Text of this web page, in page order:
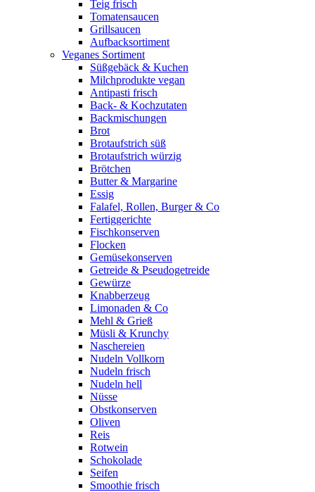
Teig frisch
Tomatensaucen
Grillsaucen
Aufbacksortiment
Veganes Sortiment
Süßgebäck & Kuchen
Milchprodukte vegan
Antipasti frisch
Back- & Kochzutaten
Backmischungen
Brot
Brotaufstrich süß
Brotaufstrich würzig
Brötchen
Butter & Margarine
Essig
Falafel, Rollen, Burger & Co
Fertiggerichte
Fischkonserven
Flocken
Gemüsekonserven
Getreide & Pseudogetreide
Gewürze
Knabberzeug
Limonaden & Co
Mehl & Grieß
Müsli & Krunchy
Naschereien
Nudeln Vollkorn
Nudeln frisch
Nudeln hell
Nüsse
Obstkonserven
Oliven
Reis
Rotwein
Schokolade
Seifen
Smoothie frisch